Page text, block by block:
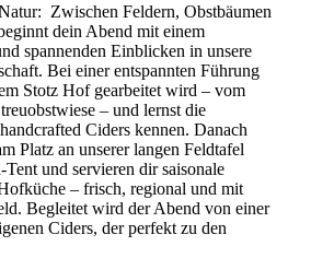
Zwischen Feldern, Obstbäumen
dein Abend mit einem
spannenden Einblicken in unsere
Bei einer entspannten Führung
Stotz Hof gearbeitet wird – vom
– und lernst die
Ciders kennen. Danach
Platz an unserer langen Feldtafel
Tent und servieren dir saisonale
– frisch, regional und mit
Begleitet wird der Abend von einer
Ciders, der perfekt zu den